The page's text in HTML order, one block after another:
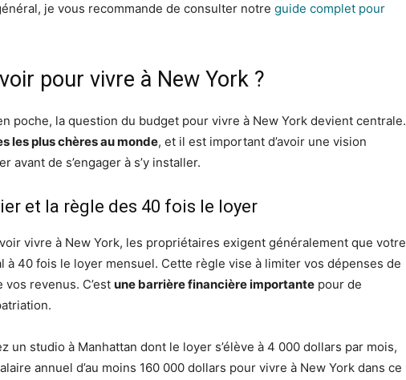
je vous recommande de consulter notre guide complet pour
pour vivre à New York ?
poche, la question du budget pour vivre à New York devient centrale.
les plus chères au monde, et il est important d’avoir une vision
avant de s’engager à s’y installer.
et la règle des 40 fois le loyer
vivre à New York, les propriétaires exigent généralement que votre
à 40 fois le loyer mensuel. Cette règle vise à limiter vos dépenses de
revenus. C’est une barrière financière importante pour de
un studio à Manhattan dont le loyer s’élève à 4 000 dollars par mois,
annuel d’au moins 160 000 dollars pour vivre à New York dans ce